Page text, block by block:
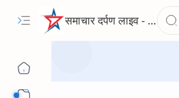
समाचार दर्पण लाइव - द न्यूज पोर्टल